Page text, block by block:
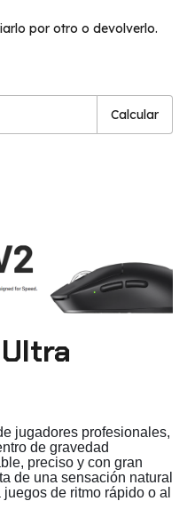
por otro o devolverlo.
Calcular
jugadores profesionales,
de gravedad
preciso y con gran
de una sensación natural
de ritmo rápido o al